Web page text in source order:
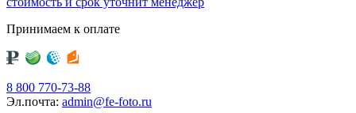
Принимаем к оплате
8 800 770-73-88
Эл.почта: admin@fe-foto.ru